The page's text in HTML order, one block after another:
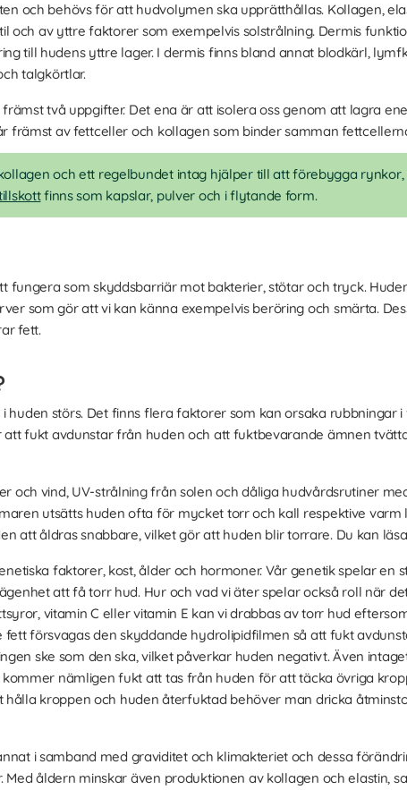
och behövs för att hudvolymen ska upprätthållas. Kollagen,
och av yttre faktorer som exempelvis solstrålning. Dermis
till hudens yttre lager. I dermis finns bland annat blodkärl,
talgkörtlar.
främst två uppgifter. Det ena är att isolera oss genom att lagra
främst av fettceller och kollagen som binder samman
och ett regelbundet intag hjälper till att förebygga
finns som kapslar, pulver och i flytande form.
fungera som skyddsbarriär mot bakterier, stötar och tryck.
som gör att vi kan känna exempelvis beröring och smärta.
fett.
huden störs. Det finns flera faktorer som kan orsaka rubbningar
fukt avdunstar från huden och att fuktbevarande ämnen
och vind, UV-strålning från solen och dåliga hudvårdsrutiner
utsätts huden ofta för mycket torr och kall respektive
att åldras snabbare, vilket gör att huden blir torrare. Du kan
faktorer, kost, ålder och hormoner. Vår genetik spelar en
att få torr hud. Hur och vad vi äter spelar också roll när
vitamin C eller vitamin E kan vi drabbas av torr hud
försvagas den skyddande hydrolipidfilmen så att fukt
ske som den ska, vilket påverkar huden negativt. Även
nämligen fukt att tas från huden för att täcka övriga
kroppen och huden återfuktad behöver man dricka
i samband med graviditet och klimakteriet och dessa
åldern minskar även produktionen av kollagen och elastin,